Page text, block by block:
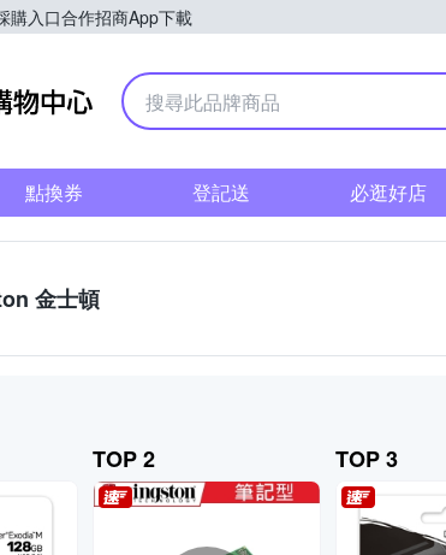
購入口合作招商App下載
Yahoo購物中心
點換券 登記送 必逛好店
金士頓
TOP 2 TOP 3